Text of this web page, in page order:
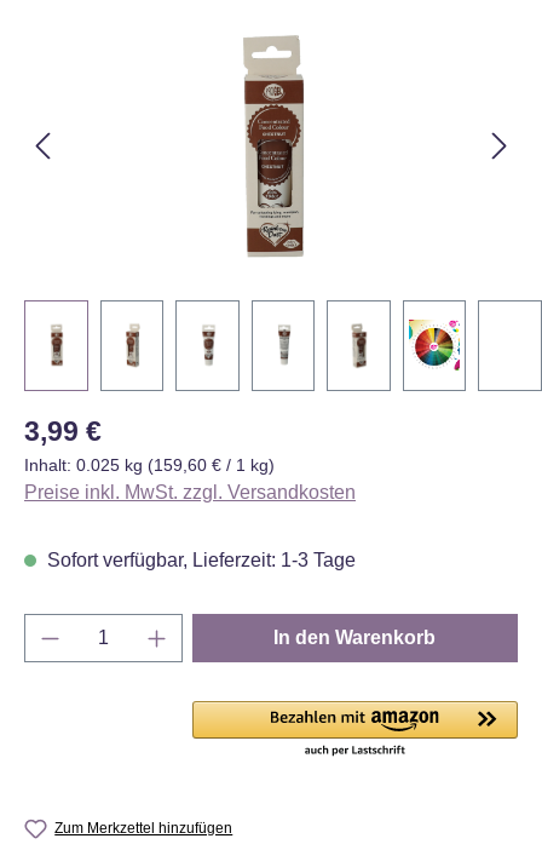
Regulärer Preis:
3,99 €
Inhalt: 0.025 kg (159,60 € / 1 kg)
Preise inkl. MwSt. zzgl. Versandkosten
Sofort verfügbar, Lieferzeit: 1-3 Tage
Produkt Anzahl: Gib den gewünschten
In den Warenkorb
Zum Merkzettel hinzufügen